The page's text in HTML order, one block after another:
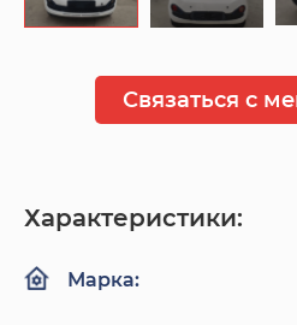
Связаться с
Характеристики:
Марка: